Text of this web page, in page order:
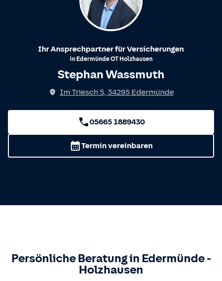
Ihr Ansprechpartner für Versicherungen
in EdermündeOT Holzhausen
Stephan Wassmuth
Im Triesch 5, 34295 Edermünde
05665 1889430
Termin vereinbaren
Persönliche Beratung in Edermünde -
Holzhausen